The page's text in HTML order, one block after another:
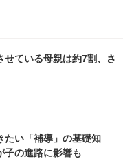
せている母親は約7割、さ
たい「補導」の基礎知
の進路に影響も